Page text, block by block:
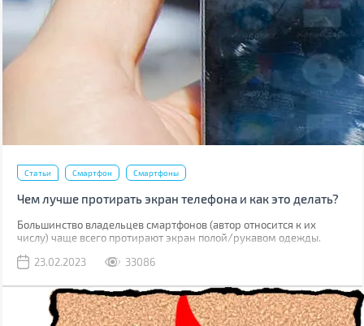
Статьи Смартфон Смартфоны
Чем лучше протирать экран телефона и как это делать?
Большинство владельцев смартфонов (автор относится к их
числу) чаще всего протирают экран полой/рукавом одежды.
приведет, но если вы внимательно присмотритесь к дисплею,
появления – неправильная чистка.
23.02.2023 33086